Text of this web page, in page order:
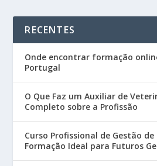
RECENTES
Onde encontrar formação
Portugal
O Que Faz um Auxiliar de
Completo sobre a Profissão
Curso Profissional de Gestão de
Formação Ideal para Futuros